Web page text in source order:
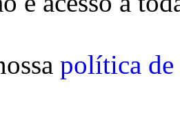
política de